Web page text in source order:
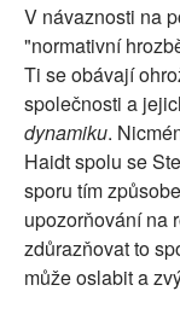
V návaznosti na
"normativní
Ti se obávají
společnosti a
dynamiku.
Haidt spolu se
sporu tím
upozorňování na
zdůrazňovat to
může oslabit a